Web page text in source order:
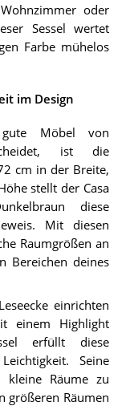
oder
Sessel wertet
Farbe mühelos
im Design
Möbel von
ist die
cm in der Breite,
stellt der Casa
diese
Mit diesen
Raumgrößen an
Bereichen deines
einrichten
einem Highlight
erfüllt diese
Seine
Räume zu
größeren Räumen